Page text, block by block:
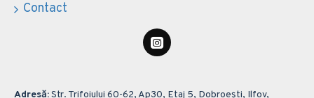
Contact
Adresă:Str. Trifoiului 60-62, Ap30, Etaj 5, Dobroești, Ilfov,